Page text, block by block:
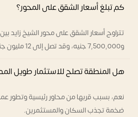
كم تبلغ أسعار الشقق على المحور؟
و7,500,000 جنيه، وقد تصل إلى 12 مليون جنيه في المشاريع الفاخرة.
هل المنطقة تصلح للاستثمار طويل
نعم، بسبب قربها من محاور رئيسية وتطور
ضخمة تجذب السكان والمستثمرين.